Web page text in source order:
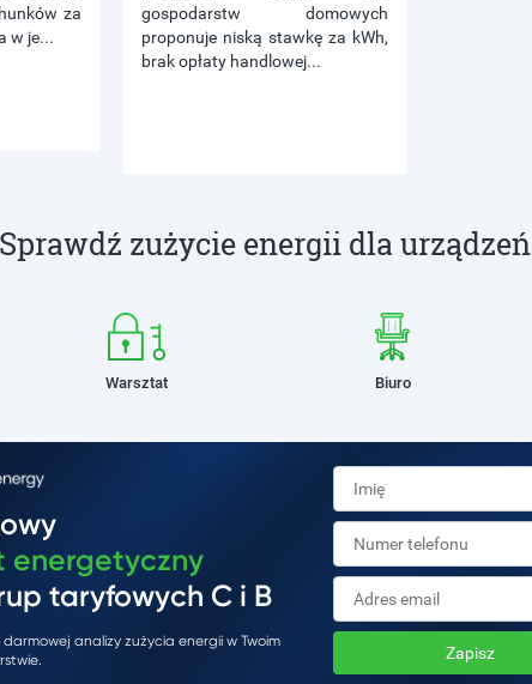
za
w je...
gospodarstw domowych
proponuje niską stawkę za kWh,
brak opłaty handlowej...
Sprawdź zużycie energii dla urządzeń
Warsztat Biuro
energetyczny
taryfowych C i B
darmowej analizy zużycia energii w Twoim
Zapisz